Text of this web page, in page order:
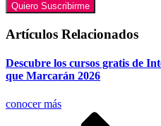
Quiero Suscribirme
Artículos Relacionados
Descubre los cursos gratis de
que Marcarán 2026
conocer más